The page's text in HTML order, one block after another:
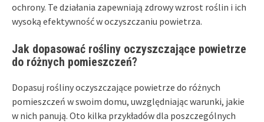
ochrony. Te działania zapewniają zdrowy wzrost roślin i ich
wysoką efektywność w oczyszczaniu powietrza.
Jak dopasować rośliny oczyszczające powietrze
do różnych pomieszczeń?
Dopasuj rośliny oczyszczające powietrze do różnych
pomieszczeń w swoim domu, uwzględniając warunki, jakie
w nich panują. Oto kilka przykładów dla poszczególnych